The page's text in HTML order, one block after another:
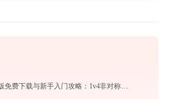
第五人格PC电脑版免费下载与新手入门攻略：1v4非对称竞技的极致体验